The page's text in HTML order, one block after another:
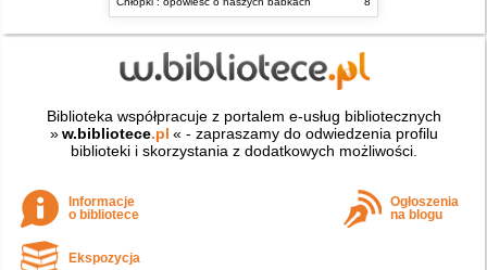
Biblioteka współpracuje z portalem e-usług bibliotecznych
» w.bibliotece.pl « - zapraszamy do odwiedzenia profilu
biblioteki i skorzystania z dodatkowych możliwości.
Informacje
o bibliotece
Ogłoszenia
na blogu
Ekspozycja